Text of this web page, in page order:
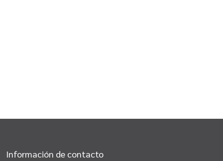
Información de contacto